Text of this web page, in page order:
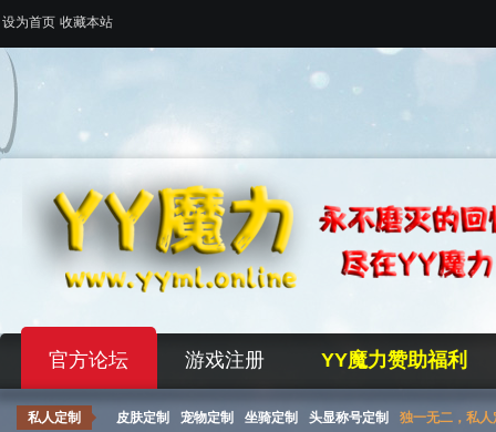
设为首页 收藏本站
官方论坛 游戏注册 YY魔力赞助福利
私人定制 皮肤定制 宠物定制 坐骑定制 头显称号定制 独一无二，私人